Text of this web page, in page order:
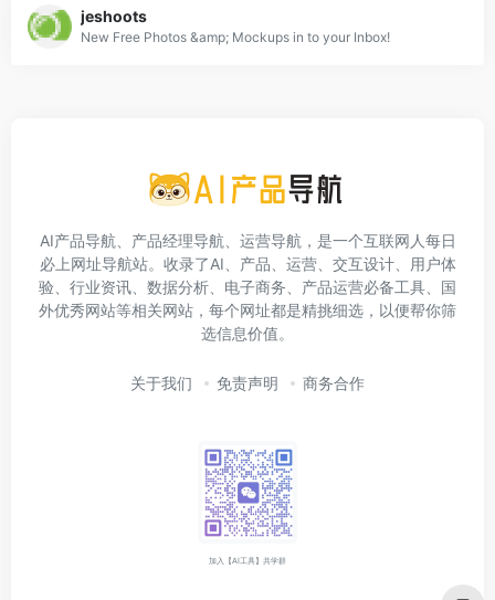
jeshoots
New Free Photos &amp; Mockups in to your Inbox!
AI产品导航、产品经理导航、运营导航，是一个互联网人每日
必上网址导航站。收录了AI、产品、运营、交互设计、用户体
验、行业资讯、数据分析、电子商务、产品运营必备工具、国
外优秀网站等相关网站，每个网址都是精挑细选，以便帮你筛
选信息价值。
关于我们 免责声明 商务合作
加入【AI工具】共学群